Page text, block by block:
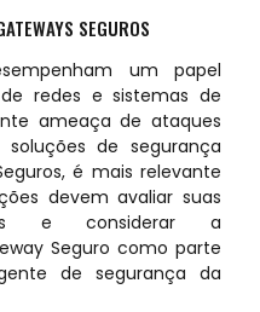
SEGUROS
um papel
redes e sistemas de
ameaça de ataques
de segurança
é mais relevante
devem avaliar suas
e considerar a
Seguro como parte
de segurança da